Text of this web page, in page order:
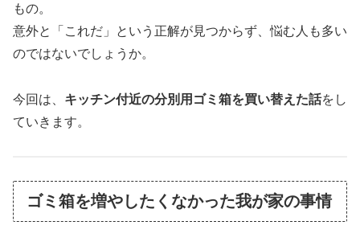
もの。
意外と「これだ」という正解が見つからず、悩む人も多い
のではないでしょうか。
今回は、 キッチン付近の分別用ゴミ箱を買い替えた話をし
ていきます。
ゴミ箱を増やしたくなかった我が家の事情